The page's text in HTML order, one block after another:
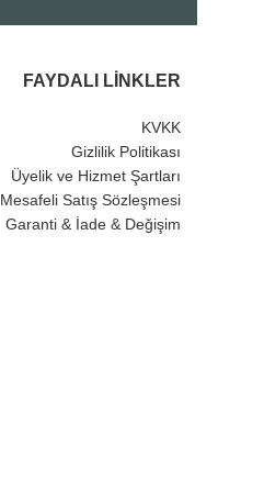
FAYDALI LINKLER
KVKK
Gizlilik Politikası
Üyelik ve Hizmet Şartları
Mesafeli Satış Sözleşmesi
Garanti & İade & Değişim